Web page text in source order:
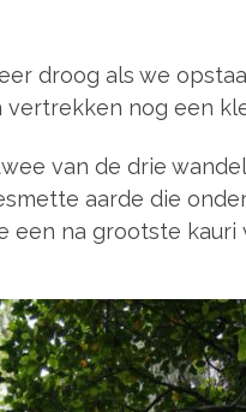
droog als we
nog een
van de drie
aarde die
na grootste kauri